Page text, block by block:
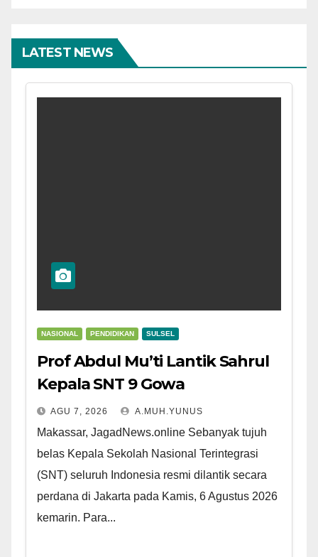
LATEST NEWS
NASIONAL PENDIDIKAN SULSEL
Prof Abdul Mu’ti Lantik Sahrul
Kepala SNT 9 Gowa
AGU 7, 2026 A.MUH.YUNUS
Makassar, JagadNews.online Sebanyak tujuh
belas Kepala Sekolah Nasional Terintegrasi
(SNT) seluruh Indonesia resmi dilantik secara
perdana di Jakarta pada Kamis, 6 Agustus 2026
kemarin. Para...